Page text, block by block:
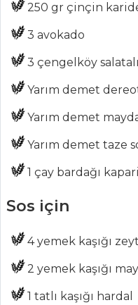
MENÜLER
Tüm
Japon
Mutfağının Sevilen
Lezzeti Ramen
Nasıl Yapılır?
En pratik cevizli
yapılır?
En pratik evde
250 gr çinçin
3 avokado
3 çengelköy
Yarım demet
Yarım demet
Yarım demet taze
1 çay bardağı
Sos için
4 yemek kaşığı
2 yemek kaşığı
1 tatlı kaşığı hardal